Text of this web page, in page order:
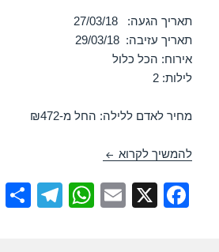
תאריך הגעה: 27/03/18
תאריך עזיבה: 29/03/18
אירוח: הכל כלול
לילות: 2
מחיר לאדם ללילה: החל מ-₪472
להמשיך לקרוא חופשה במלון יו סאנרייז קלאב
F
X
E
W
T